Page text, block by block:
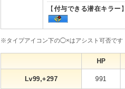
【 付与できる潜在キラー 】
※タイプアイコン下の◯×はアシスト可否です
HP
Lv99,+297 991